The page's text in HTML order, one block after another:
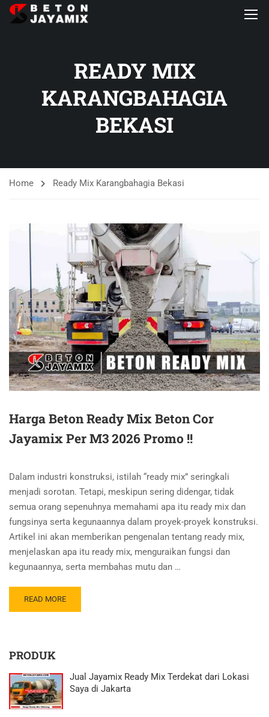
READY MIX
KARANGBAHAGIA
BEKASI
Home Ready Mix Karangbahagia Bekasi
Harga Beton Ready Mix Beton Cor
Jayamix Per M3 2026 Promo !!
Dalam industri konstruksi, istilah “ready mix” seringkali
menjadi sorotan. Tetapi, meskipun sering didengar, tidak
semua orang sepenuhnya memahami apa itu ready mix dan
fungsinya serta kegunaannya dalam proyek-proyek konstruksi.
Artikel ini akan memberikan pengenalan tentang ready mix,
menjelaskan apa itu ready mix, menguraikan fungsi dan
kegunaannya, serta membahas mutu dan …
READ MORE
PRODUK
Jual Jayamix Ready Mix Terdekat dari Lokasi
Saya di Jakarta